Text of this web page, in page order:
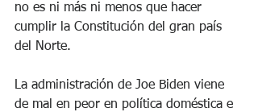
no es ni más ni menos que hacer
cumplir la Constitución del gran país
del Norte.
La administración de Joe Biden viene
de mal en peor en política doméstica e